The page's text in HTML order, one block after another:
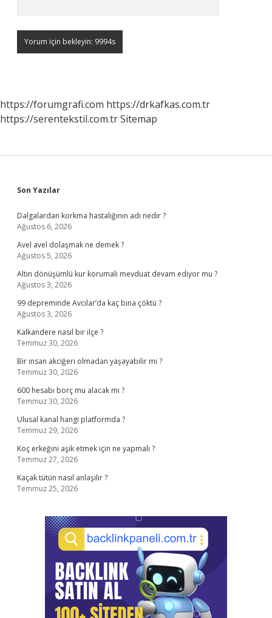
https://forumgrafi.com https://drkafkas.com.tr
https://serentekstil.com.trSitemap
Sidebar
Son Yazılar
Dalgalardan korkma hastalığının adı nedir ?
Ağustos 6, 2026
Avel avel dolaşmak ne demek ?
Ağustos 5, 2026
Altın dönüşümlü kur korumalı mevduat devam ediyor mu ?
Ağustos 3, 2026
99 depreminde Avcılar’da kaç bina çöktü ?
Ağustos 3, 2026
Kalkandere nasıl bir ilçe ?
Temmuz 30, 2026
Bir insan akciğeri olmadan yaşayabilir mi ?
Temmuz 30, 2026
600 hesabı borç mu alacak mı ?
Temmuz 30, 2026
Ulusal kanal hangi platformda ?
Temmuz 29, 2026
Koç erkeğini aşık etmek için ne yapmalı ?
Temmuz 27, 2026
Kaçak tütün nasıl anlaşılır ?
Temmuz 25, 2026